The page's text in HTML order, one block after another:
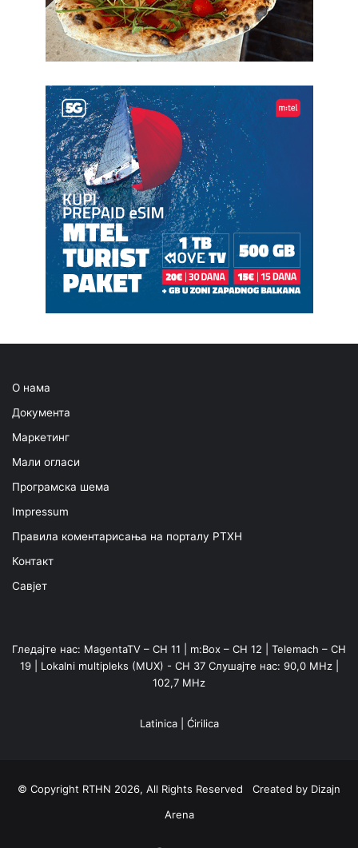
О нама
Документа
Маркетинг
Мали огласи
Програмска шема
Impressum
Правила коментарисања на порталу РТХН
Контакт
Савјет
Гледајте нас: MagentaTV – CH 11 | m:Box – CH 12 | Telemach – CH
19 | Lokalni multipleks (MUX) - CH 37 Слушајте нас: 90,0 MHz |
102,7 MHz
Latinica| Ćirilica
© Copyright RTHN 2026, All Rights Reserved Created by Dizajn
Arena